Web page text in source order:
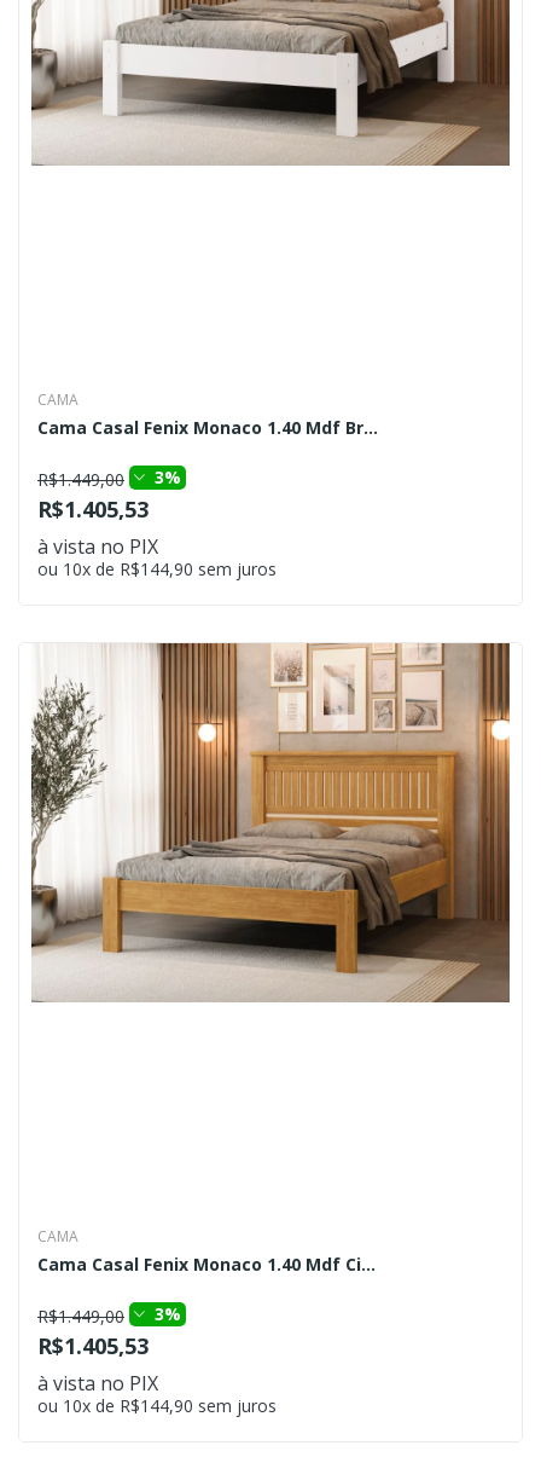
CAMA
Cama Casal Fenix Monaco 1.40 Mdf Br...
R$1.449,00 3%
R$1.405,53
à vista no PIX
ou 10x de R$144,90 sem juros
CAMA
Cama Casal Fenix Monaco 1.40 Mdf Ci...
R$1.449,00 3%
R$1.405,53
à vista no PIX
ou 10x de R$144,90 sem juros